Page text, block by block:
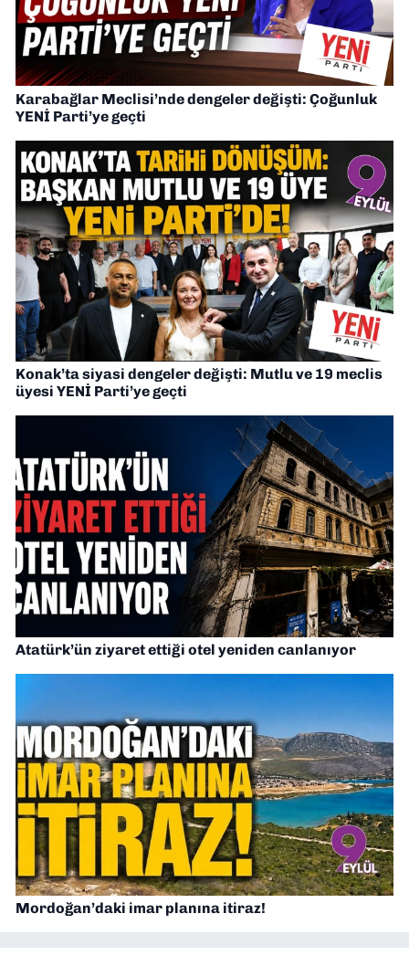
Karabağlar Meclisi’nde dengeler değişti: Çoğunluk
YENİ Parti’ye geçti
Konak’ta siyasi dengeler değişti: Mutlu ve 19 meclis
üyesi YENİ Parti’ye geçti
Atatürk’ün ziyaret ettiği otel yeniden canlanıyor
Mordoğan’daki imar planına itiraz!